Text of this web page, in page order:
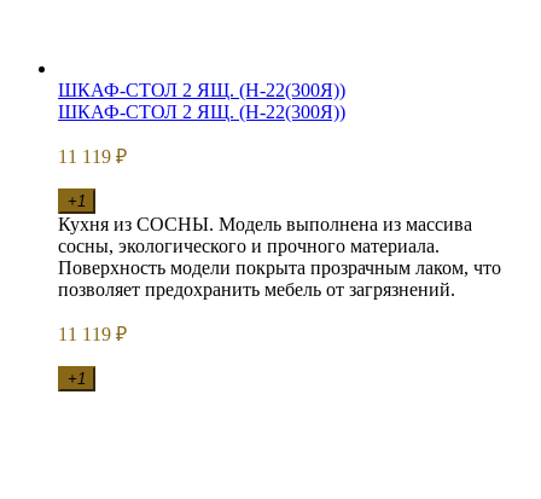
ШКАФ-СТОЛ 2 ЯЩ. (Н-22(300Я))
ШКАФ-СТОЛ 2 ЯЩ. (Н-22(300Я))
11 119 ₽
+1
Кухня из СОСНЫ. Модель выполнена из массива
сосны, экологического и прочного материала.
Поверхность модели покрыта прозрачным лаком, что
позволяет предохранить мебель от загрязнений.
11 119 ₽
+1